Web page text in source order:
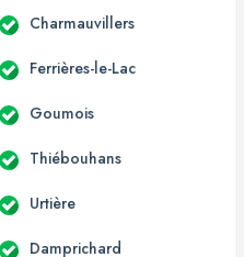
Charmauvillers
Ferrières-le-Lac
Goumois
Thiébouhans
Urtière
Damprichard